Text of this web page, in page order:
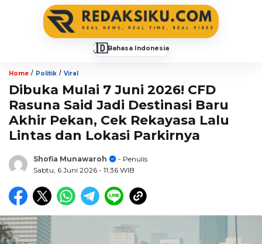
🇮🇩Bahasa Indonesia
Home / Politik / Viral
Dibuka Mulai 7 Juni 2026! CFD
Rasuna Said Jadi Destinasi Baru
Akhir Pekan, Cek Rekayasa Lalu
Lintas dan Lokasi Parkirnya
Shofia Munawaroh
- Penulis
Sabtu, 6 Juni 2026 - 11:36 WIB